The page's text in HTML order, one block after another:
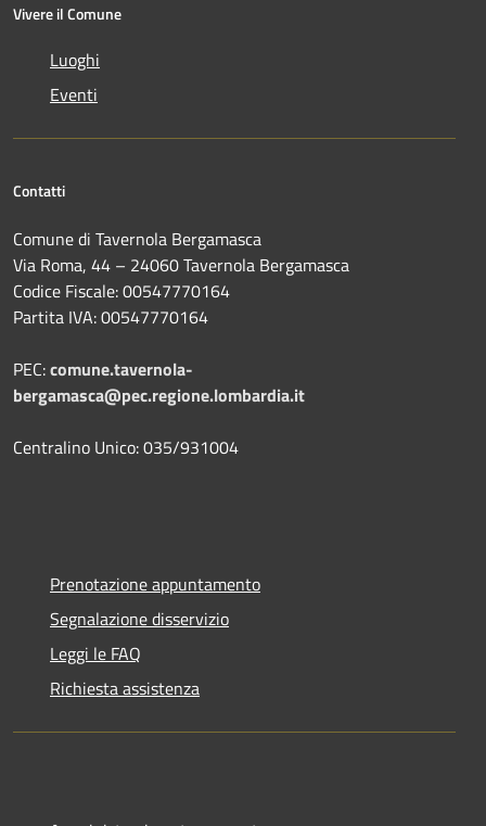
Vivere il Comune
Luoghi
Eventi
Contatti
Comune di Tavernola Bergamasca
Via Roma, 44 – 24060 Tavernola Bergamasca
Codice Fiscale: 00547770164
Partita IVA: 00547770164
PEC:comune.tavernola-
bergamasca@pec.regione.lombardia.it
Centralino Unico: 035/931004
Prenotazione appuntamento
Segnalazione disservizio
Leggi le FAQ
Richiesta assistenza